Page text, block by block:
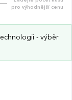
pro výhodnější cenu
- výběr